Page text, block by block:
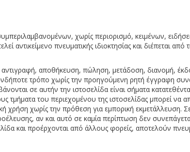
χωρίς περιορισμό, κειμένων,
αντικείμενο πνευματικής ιδιοκτησίας και διέπεται από
αποθήκευση, πώληση, μετάδοση, διανομή,
τρόπο χωρίς την προηγούμενη ρητή έγγραφη
σε αυτήν την ιστοσελίδα είναι σήματα
τμήματα του περιεχομένου της ιστοσελίδας
χρήση χωρίς την πρόθεση για εμπορική
αν και αυτό σε καμία περίπτωση δεν
και προέρχονται από άλλους φορείς, αποτελούν